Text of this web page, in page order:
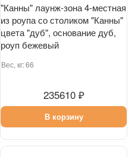
"Канны" лаунж-зона 4-местная
из роупа со столиком "Канны"
цвета "дуб", основание дуб,
роуп бежевый
Вес, кг:66
235610 ₽
В корзину